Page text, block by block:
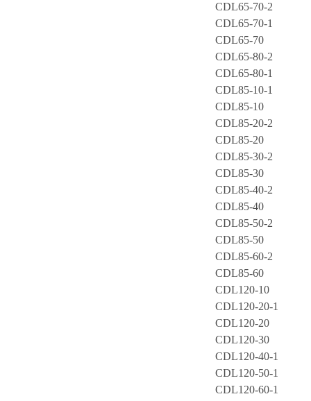
CDL65-70-2
CDL65-70-1
CDL65-70
CDL65-80-2
CDL65-80-1
CDL85-10-1
CDL85-10
CDL85-20-2
CDL85-20
CDL85-30-2
CDL85-30
CDL85-40-2
CDL85-40
CDL85-50-2
CDL85-50
CDL85-60-2
CDL85-60
CDL120-10
CDL120-20-1
CDL120-20
CDL120-30
CDL120-40-1
CDL120-50-1
CDL120-60-1